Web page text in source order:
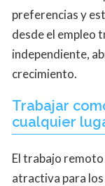
preferencias y
desde el empleo
independiente,
crecimiento.
Trabajar
cualquier
El trabajo
atractiva para